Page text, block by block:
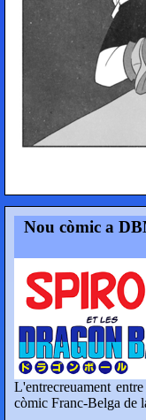
Nou còmic a
L'entrecreuament
còmic Franc-Belga de